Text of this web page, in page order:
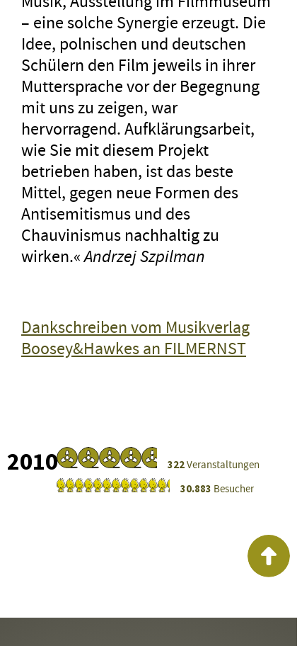
– eine solche Synergie erzeugt. Die
Idee, polnischen und deutschen
Schülern den Film jeweils in ihrer
Muttersprache vor der Begegnung
mit uns zu zeigen, war
hervorragend. Aufklärungsarbeit,
wie Sie mit diesem Projekt
betrieben haben, ist das beste
Mittel, gegen neue Formen des
Antisemitismus und des
Chauvinismus nachhaltig zu
wirken.«Andrzej Szpilman
Dankschreiben vom Musikverlag
Boosey&Hawkes an FILMERNST
2010 322Veranstaltungen
30.883 Besucher